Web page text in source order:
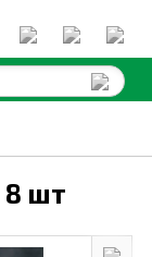
8 шт